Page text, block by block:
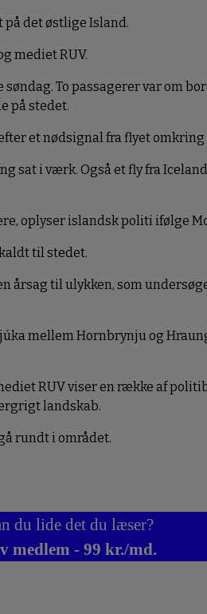
på det østlige Island.
mediet RUV.
To passagerer var om
på stedet.
et nødsignal fra flyet omkring
sat i værk. Også et fly fra
oplyser islandsk politi ifølge
til stedet.
årsag til ulykken, som
mellem Hornbrynju og
RUV viser en række af
landskab.
rundt i området.
du lide det du læser?
medlem - 99 kr./md.